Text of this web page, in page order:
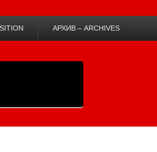
АРХИВ – ARCHIVES